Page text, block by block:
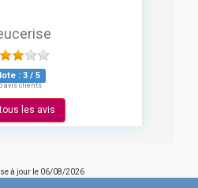
: 3 / 5
avis clients
les avis
à jour le 06/08/2026